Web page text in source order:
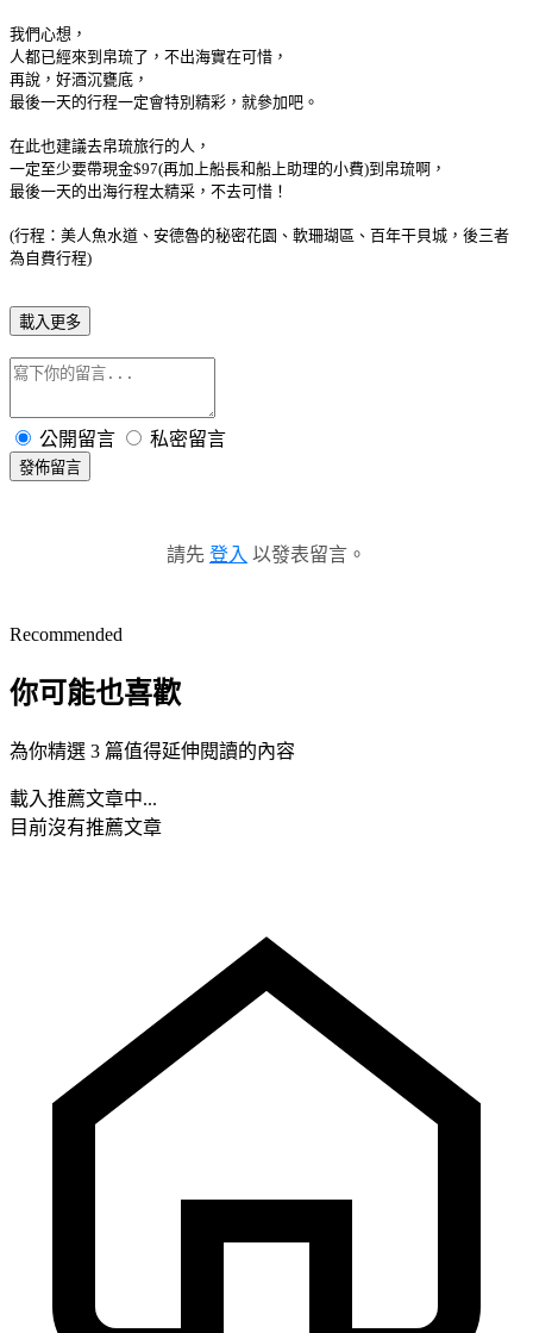
我們心想，
人都已經來到帛琉了，不出海實在可惜，
再說，好酒沉甕底，
最後一天的行程一定會特別精彩，就參加吧。
在此也建議去帛琉旅行的人，
一定至少要帶現金$97(再加上船長和船上助理的小費)到帛琉啊，
最後一天的出海行程太精采，不去可惜！
(行程：美人魚水道、安德魯的秘密花園、軟珊瑚區、百年干貝城，後三者
為自費行程)
載入更多
公開留言 私密留言
發佈留言
請先 登入 以發表留言。
Recommended
你可能也喜歡
為你精選 3 篇值得延伸閱讀的內容
載入推薦文章中...
目前沒有推薦文章